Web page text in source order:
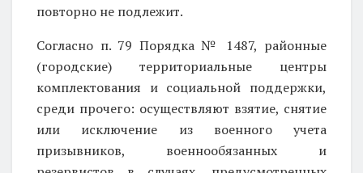
повторно не подлежит.
Согласно п. 79 Порядка № 1487, районные
(городские) территориальные центры
комплектования и социальной поддержки,
среди прочего: осуществляют взятие, снятие
или исключение из военного учета
призывников, военнообязанных и